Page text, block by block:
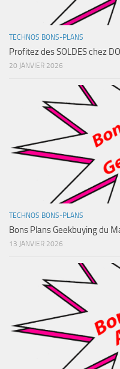
TECHNOS BONS-PLANS
Profitez des SOLDES chez
20 JANVIER 2026
TECHNOS BONS-PLANS
Bons Plans Geekbuying du
13 JANVIER 2026